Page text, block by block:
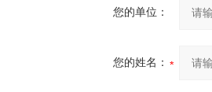
您的单位：
您的姓名：